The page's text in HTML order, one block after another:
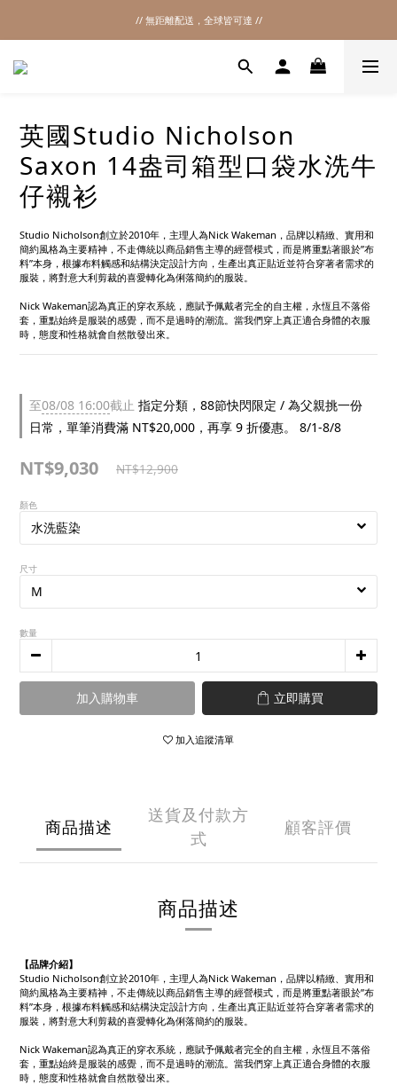
2026SS SALE
// 無距離配送，全球皆可達 //
英國Studio Nicholson
Saxon 14盎司箱型口袋水洗牛
仔襯衫
Studio Nicholson創立於2010年，主理人為Nick Wakeman，品牌以精緻、實用和
簡約風格為主要精神，不走傳統以商品銷售主導的經營模式，而是將重點著眼於”布
料”本身，根據布料觸感和結構決定設計方向，生產出真正貼近並符合穿著者需求的
服裝，將對意大利剪裁的喜愛轉化為俐落簡約的服裝。
Nick Wakeman認為真正的穿衣系統，應賦予佩戴者完全的自主權，永恆且不落俗
套，重點始終是服裝的感覺，而不是過時的潮流。當我們穿上真正適合身體的衣服
時，態度和性格就會自然散發出來。
至08/08 16:00截止 指定分類，88節快閃限定 / 為父親挑一份
日常，單筆消費滿 NT$20,000，再享 9 折優惠。 8/1-8/8
NT$9,030 NT$12,900
顏色
尺寸
數量
加入購物車 立即購買
加入追蹤清單
商品描述
送貨及付款方
式
顧客評價
商品描述
【品牌介紹】
Studio Nicholson創立於2010年，主理人為Nick Wakeman，品牌以精緻、實用和
簡約風格為主要精神，不走傳統以商品銷售主導的經營模式，而是將重點著眼於”布
料”本身，根據布料觸感和結構決定設計方向，生產出真正貼近並符合穿著者需求的
服裝，將對意大利剪裁的喜愛轉化為俐落簡約的服裝。
Nick Wakeman認為真正的穿衣系統，應賦予佩戴者完全的自主權，永恆且不落俗
套，重點始終是服裝的感覺，而不是過時的潮流。當我們穿上真正適合身體的衣服
時，態度和性格就會自然散發出來。